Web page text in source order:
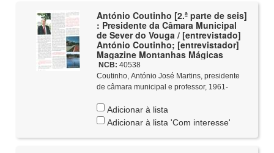
António Coutinho [2.ª parte de seis]
: Presidente da Câmara Municipal
de Sever do Vouga / [entrevistado]
António Coutinho; [entrevistador]
Magazine Montanhas Mágicas
NCB: 40538
Coutinho, António José Martins, presidente
de câmara municipal e professor, 1961-
Adicionar à lista
Adicionar à lista 'Com interesse'